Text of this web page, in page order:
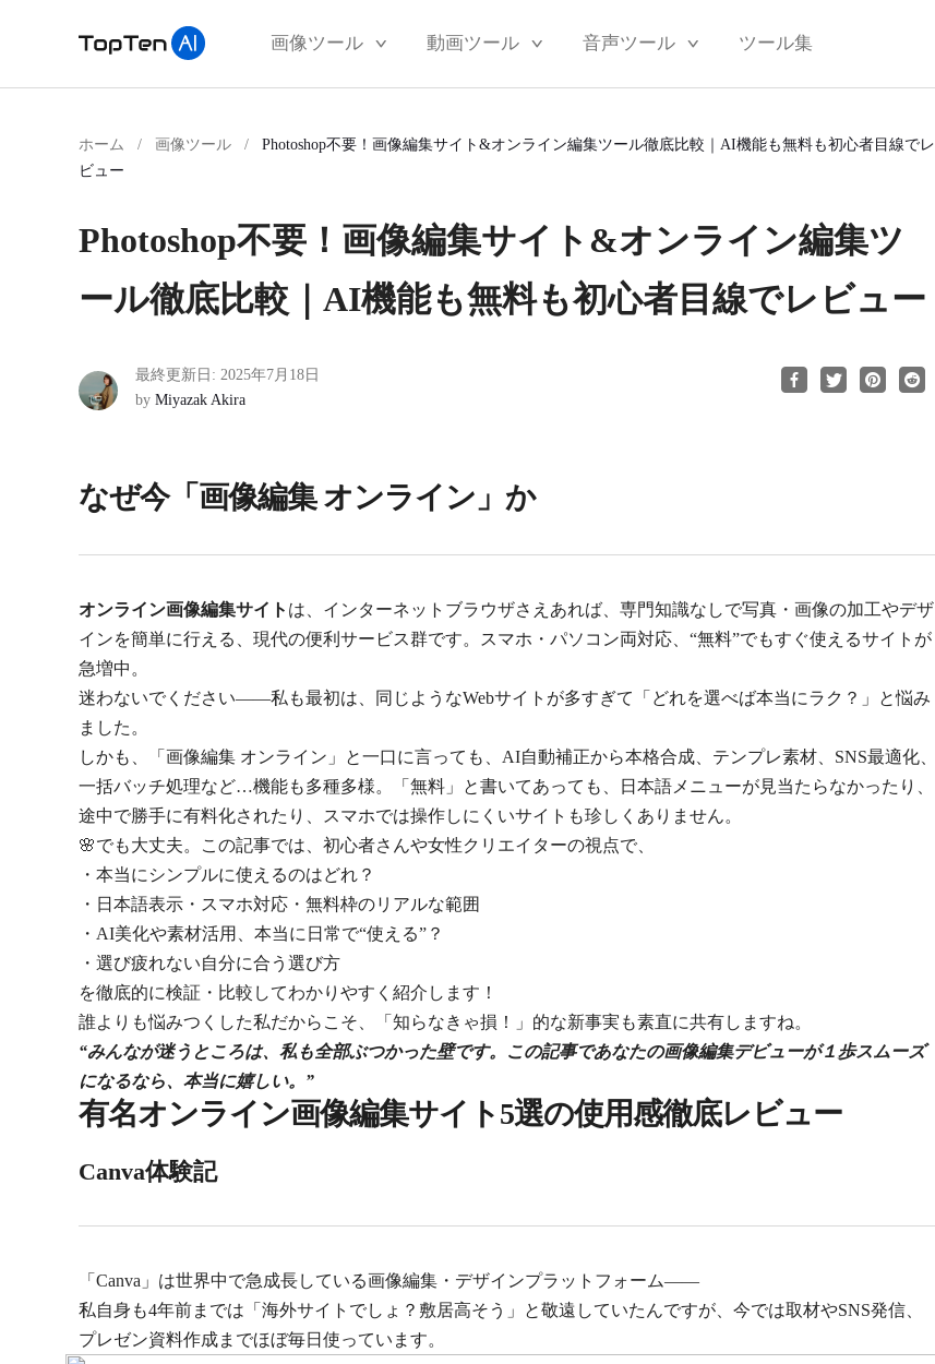
画像ツール 動画ツール 音声ツール ツール集
ホーム / 画像ツール /
Photoshop不要！画像編集サイト&オンライン編集ツール徹底比較｜AI機能も無料も初心者目線でレ
ビュー
Photoshop不要！画像編集サイト&オンライン編集ツ
ール徹底比較｜AI機能も無料も初心者目線でレビュー
最終更新日: 2025年7月18日
by Miyazak Akira
なぜ今「画像編集 オンライン」か
オンライン画像編集サイト は、インターネットブラウザさえあれば、専門知識なしで写真・画像の加工やデザ
インを簡単に行える、現代の便利サービス群です。スマホ・パソコン両対応、“無料”でもすぐ使えるサイトが
急増中。
迷わないでください——私も最初は、同じようなWebサイトが多すぎて「どれを選べば本当にラク？」と悩み
ました。
しかも、「画像編集 オンライン」と一口に言っても、AI自動補正から本格合成、テンプレ素材、SNS最適化、
一括バッチ処理など…機能も多種多様。「無料」と書いてあっても、日本語メニューが見当たらなかったり、
途中で勝手に有料化されたり、スマホでは操作しにくいサイトも珍しくありません。
🌸でも大丈夫。この記事では、初心者さんや女性クリエイターの視点で、
・本当にシンプルに使えるのはどれ？
・日本語表示・スマホ対応・無料枠のリアルな範囲
・AI美化や素材活用、本当に日常で“使える”？
・選び疲れない自分に合う選び方
を徹底的に検証・比較してわかりやすく紹介します！
誰よりも悩みつくした私だからこそ、「知らなきゃ損！」的な新事実も素直に共有しますね。
“みんなが迷うところは、私も全部ぶつかった壁です。この記事であなたの画像編集デビューが１歩スムーズ
になるなら、本当に嬉しい。”
有名オンライン画像編集サイト5選の使用感徹底レビュー
Canva体験記
「Canva」は世界中で急成長している画像編集・デザインプラットフォーム——
私自身も4年前までは「海外サイトでしょ？敷居高そう」と敬遠していたんですが、今では取材やSNS発信、
プレゼン資料作成までほぼ毎日使っています。